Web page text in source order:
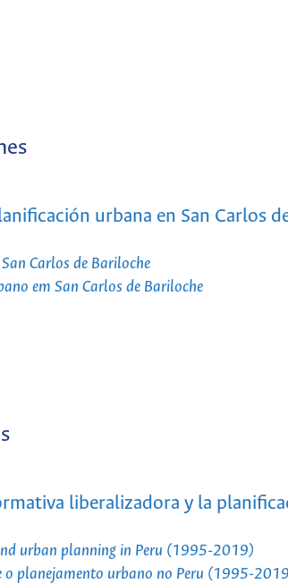
urbana en San Carlos
Carlos de Bariloche
em San Carlos de Bariloche
liberalizadora y la
urban planning in Peru (1995-2019)
o planejamento urbano no Peru (1995-